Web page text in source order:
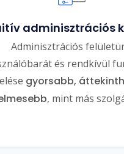
adminisztrációs
Adminisztrációs
és rendkívül
gyorsabb,
, mint más